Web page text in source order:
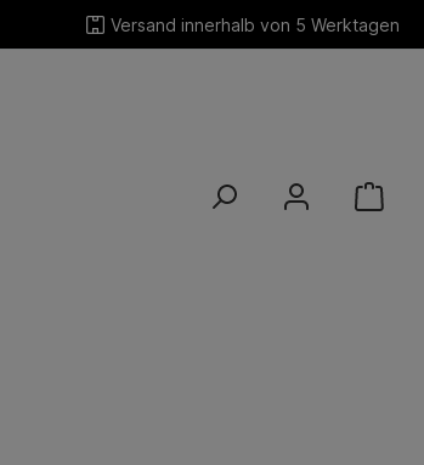
Versand innerhalb von 5 Werktagen